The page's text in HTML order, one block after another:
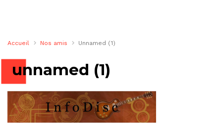
Accueil Nos amis Unnamed (1)
unnamed (1)